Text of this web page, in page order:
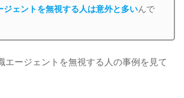
ジェントを無視する人は意外と多いんで
エージェントを無視する人の事例を見て